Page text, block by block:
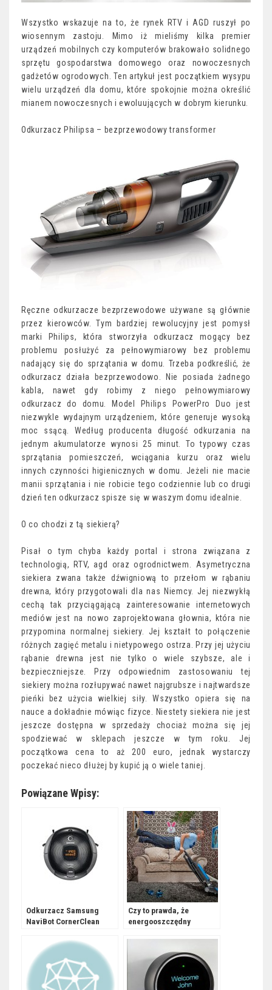
Wszystko wskazuje na to, że rynek RTV i AGD ruszył po
wiosennym zastoju. Mimo iż mieliśmy kilka premier
urządzeń mobilnych czy komputerów brakowało solidnego
sprzętu gospodarstwa domowego oraz nowoczesnych
gadżetów ogrodowych. Ten artykuł jest początkiem wysypu
wielu urządzeń dla domu, które spokojnie można określić
mianem nowoczesnych i ewoluujących w dobrym kierunku.
Odkurzacz Philipsa – bezprzewodowy transformer
Ręczne odkurzacze bezprzewodowe używane są głównie
przez kierowców. Tym bardziej rewolucyjny jest pomysł
marki Philips, która stworzyła odkurzacz mogący bez
problemu posłużyć za pełnowymiarowy bez problemu
nadający się do sprzątania w domu. Trzeba podkreślić, że
odkurzacz działa bezprzewodowo. Nie posiada żadnego
kabla, nawet gdy robimy z niego pełnowymiarowy
odkurzacz do domu. Model Philips PowerPro Duo jest
niezwykle wydajnym urządzeniem, które generuje wysoką
moc ssącą. Według producenta długość odkurzania na
jednym akumulatorze wynosi 25 minut. To typowy czas
sprzątania pomieszczeń, wciągania kurzu oraz wielu
innych czynności higienicznych w domu. Jeżeli nie macie
manii sprzątania i nie robicie tego codziennie lub co drugi
dzień ten odkurzacz spisze się w waszym domu idealnie.
O co chodzi z tą siekierą?
Pisał o tym chyba każdy portal i strona związana z
technologią, RTV, agd oraz ogrodnictwem. Asymetryczna
siekiera zwana także dźwigniową to przełom w rąbaniu
drewna, który przygotowali dla nas Niemcy. Jej niezwykłą
cechą tak przyciągającą zainteresowanie internetowych
mediów jest na nowo zaprojektowana głownia, która nie
przypomina normalnej siekiery. Jej kształt to połączenie
różnych zagięć metalu i nietypowego ostrza. Przy jej użyciu
rąbanie drewna jest nie tylko o wiele szybsze, ale i
bezpieczniejsze. Przy odpowiednim zastosowaniu tej
siekiery można rozłupywać nawet najgrubsze i najtwardsze
pieńki bez użycia wielkiej siły. Wszystko opiera się na
nauce a dokładnie mówiąc fizyce. Niestety siekiera nie jest
jeszcze dostępna w sprzedaży chociaż można się jej
spodziewać w sklepach jeszcze w tym roku. Jej
początkowa cena to aż 200 euro, jednak wystarczy
poczekać nieco dłużej by kupić ją o wiele taniej.
Powiązane Wpisy:
Odkurzacz Samsung
NaviBot CornerClean
Czy to prawda, że
energooszczędny